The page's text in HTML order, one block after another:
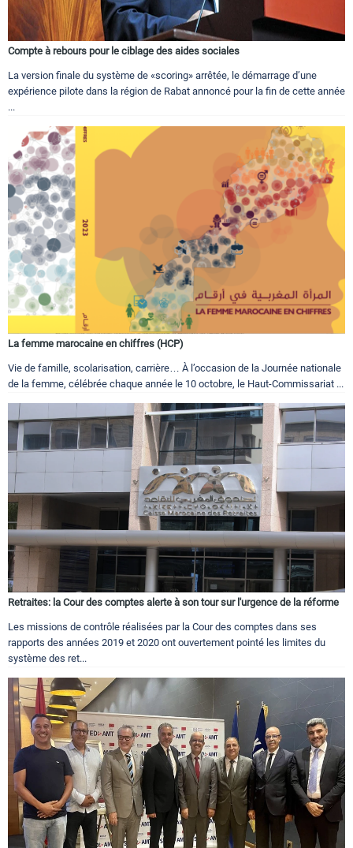
Compte à rebours pour le ciblage des aides sociales
La version finale du système de «scoring» arrêtée, le démarrage d’une
expérience pilote dans la région de Rabat annoncé pour la fin de cette année
...
La femme marocaine en chiffres (HCP)
Vie de famille, scolarisation, carrière… À l’occasion de la Journée nationale
de la femme, célébrée chaque année le 10 octobre, le Haut-Commissariat ...
Retraites: la Cour des comptes alerte à son tour sur l'urgence de la réforme
Les missions de contrôle réalisées par la Cour des comptes dans ses
rapports des années 2019 et 2020 ont ouvertement pointé les limites du
système des ret...